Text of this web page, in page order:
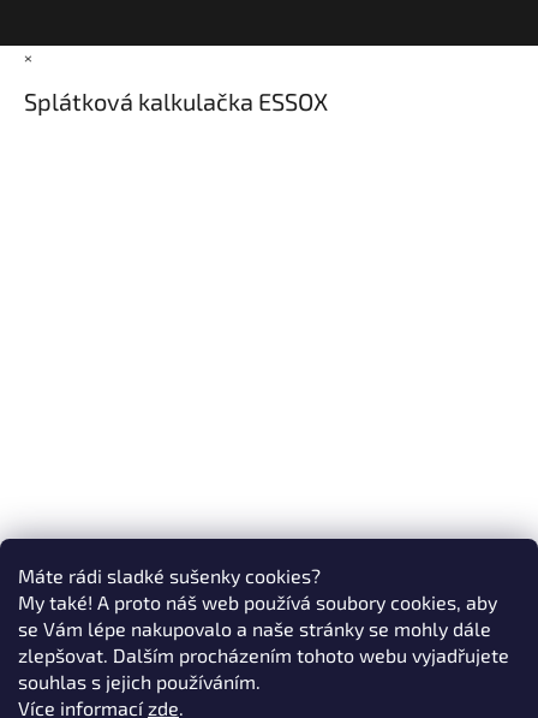
Máte rádi sladké sušenky cookies?
My také! A proto náš web používá soubory cookies, aby
se Vám lépe nakupovalo a naše stránky se mohly dále
zlepšovat. Dalším procházením tohoto webu vyjadřujete
souhlas s jejich používáním.
Více informacízde.
×
Splátková kalkulačka ESSOX